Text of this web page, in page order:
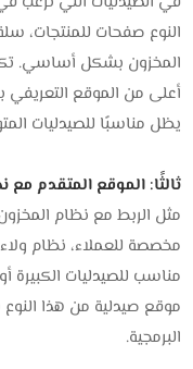
النوع صفحات للمنتجات،
المخزون بشكل أساسي.
أعلى من الموقع التعريفي
يظل مناسبًا للصيدليات
ثالثًا: الموقع المتقدم مع
مثل الربط مع نظام
مخصصة للعملاء، نظام
مناسب للصيدليات
موقع صيدلية من هذا
البرمجية.